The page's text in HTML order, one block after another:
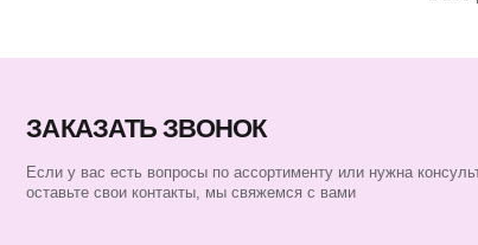
ЭКСКЛЮЗИВ